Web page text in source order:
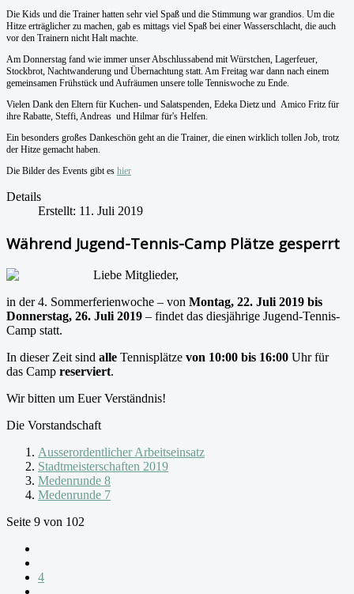
Die Kids und die Trainer hatten sehr viel Spaß und die Stimmung war grandios. Um die
Hitze erträglicher zu machen, gab es mittags viel Spaß bei einer Wasserschlacht, die auch
vor den Trainern nicht Halt machte.
Am Donnerstag fand wie immer unser Abschlussabend mit Würstchen, Lagerfeuer,
Stockbrot, Nachtwanderung und Übernachtung statt. Am Freitag war dann nach einem
gemeinsamen Frühstück und Aufräumen unsere tolle Tenniswoche zu Ende.
Vielen Dank den Eltern für Kuchen- und Salatspenden, Edeka Dietz und Amico Fritz für
ihre Rabatte, Steffi, Andreas und Hilmar für's Helfen.
Ein besonders großes Dankeschön geht an die Trainer, die einen wirklich tollen Job, trotz
der Hitze gemacht haben.
Die Bilder des Events gibt es hier
Details
Erstellt: 11. Juli 2019
Während Jugend-Tennis-Camp Plätze gesperrt
Liebe Mitglieder,
in der 4. Sommerferienwoche – von Montag, 22. Juli 2019 bis
Donnerstag, 26. Juli 2019 – findet das diesjährige Jugend-Tennis-
Camp statt.
In dieser Zeit sind alle Tennisplätze von 10:00 bis 16:00 Uhr für
das Camp reserviert.
Wir bitten um Euer Verständnis!
Die Vorstandschaft
Ausserordentlicher Arbeitseinsatz
Stadtmeisterschaften 2019
Medenrunde 8
Medenrunde 7
Seite 9 von 102
4